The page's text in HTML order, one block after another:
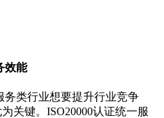
效能
务类行业想要提升行业竞争
关键。ISO20000认证统一服